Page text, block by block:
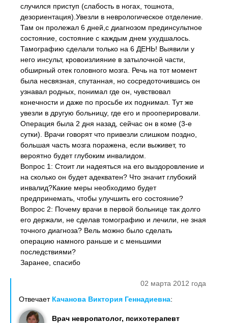
случился приступ (слабость в ногах, тошнота,
дезориентация).Увезли в неврологическое отделение.
Там он пролежал 6 дней,с диагнозом прединсультное
состояние, состояние с каждым днем ухудшалось.
Тамографию сделали только на 6 ДЕНЬ! Выявили у
него инсульт, кровоизлияние в затылочной части,
обширный отек головного мозга. Речь на тот момент
была несвязная, спутанная, но сосредоточившись он
узнавал родных, понимал где он, чувствовал
конечности и даже по просьбе их поднимал. Тут же
увезли в другую больницу, где его и прооперировали.
Операция была 2 дня назад, сейчас он в коме (3-е
сутки). Врачи говорят что привезли слишком поздно,
большая часть мозга поражена, если выживет, то
вероятно будет глубоким инвалидом.
Вопрос 1: Стоит ли надеяться на его выздоровление и
на сколько он будет адекватен? Что значит глубокий
инвалид?Какие меры необходимо будет
предпринемать, чтобы улучшить его состояние?
Вопрос 2: Почему врачи в первой больнице так долго
его держали, не сделав томографию и лечили, не зная
точного диагноза? Вель можно было сделать
операцию намного раньше и с меньшими
последствиями?
Заранее, спасибо
02 марта 2012 года
Отвечает Качанова Виктория Геннадиевна:
Врач невропатолог, психотерапевт